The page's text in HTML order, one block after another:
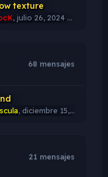
texture
, julio 26, 2024 a las 20:28
68 mensajes
, diciembre 15, 2011 a las 23:33
21 mensajes